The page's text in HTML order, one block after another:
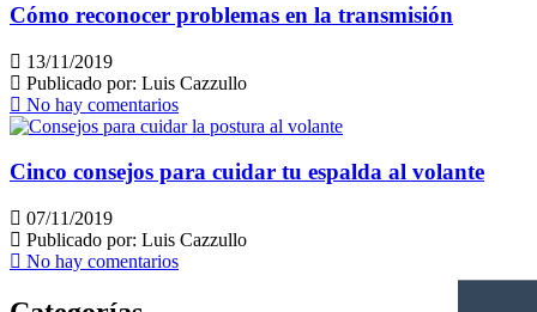
Cómo reconocer problemas en la transmisión
13/11/2019
Publicado por: Luis Cazzullo
No hay comentarios
Cinco consejos para cuidar tu espalda al volante
07/11/2019
Publicado por: Luis Cazzullo
No hay comentarios